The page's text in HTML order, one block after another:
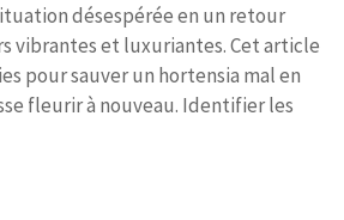
désespérée en un retour
vibrantes et luxuriantes. Cet article
pour sauver un hortensia mal en
fleurir à nouveau. Identifier les